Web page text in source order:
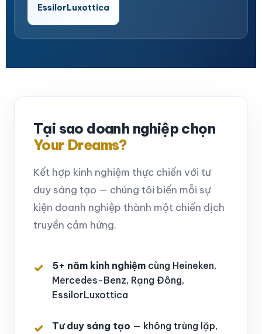
EssilorLuxottica
Tại sao doanh nghiệp chọn
Your Dreams?
Kết hợp kinh nghiệm thực chiến với tư
duy sáng tạo — chúng tôi biến mỗi sự
kiện doanh nghiệp thành một chiến dịch
truyền cảm hứng.
5+ năm kinh nghiệm cùng Heineken,
Mercedes-Benz, Rạng Đông,
EssilorLuxottica
Tư duy sáng tạo — không trùng lặp,